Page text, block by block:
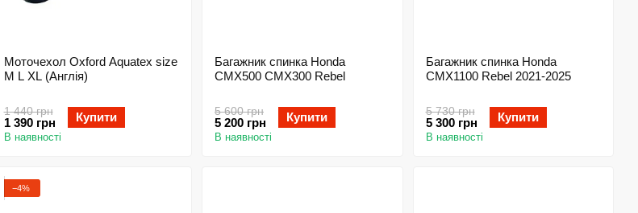
Моточехол Oxford Aquatex size
M L XL (Англія)
1 440 грн
1 390 грн Купити
В наявності
Багажник спинка Honda
CMX500 CMX300 Rebel
5 600 грн
5 200 грн Купити
В наявності
Багажник спинка Honda
CMX1100 Rebel 2021-2025
5 730 грн
5 300 грн Купити
В наявності
−4%